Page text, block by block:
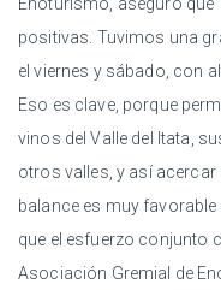
positivas. Tuvimos una
el viernes y sábado, con
Eso es clave, porque
vinos del Valle del Itata,
otros valles, y así acercar
balance es muy
que el esfuerzo conjunto
Asociación Gremial de